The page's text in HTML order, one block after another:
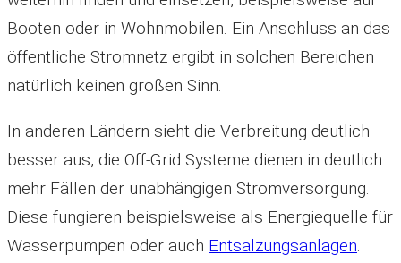
Booten oder in Wohnmobilen. Ein Anschluss an das
öffentliche Stromnetz ergibt in solchen Bereichen
natürlich keinen großen Sinn.
In anderen Ländern sieht die Verbreitung deutlich
besser aus, die Off-Grid Systeme dienen in deutlich
mehr Fällen der unabhängigen Stromversorgung.
Diese fungieren beispielsweise als Energiequelle für
Wasserpumpen oder auch Entsalzungsanlagen.